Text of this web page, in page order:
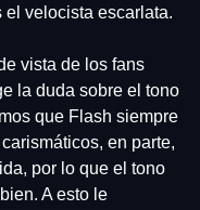
el velocista escarlata.
vista de los fans
la duda sobre el tono
que Flash siempre
en parte,
por lo que el tono
A esto le